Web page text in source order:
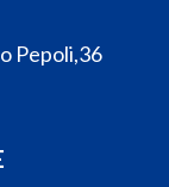
Pepoli,36